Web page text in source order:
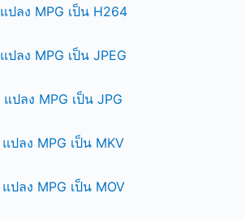
แปลง MPG เป็น H264
แปลง MPG เป็น JPEG
แปลง MPG เป็น JPG
แปลง MPG เป็น MKV
แปลง MPG เป็น MOV